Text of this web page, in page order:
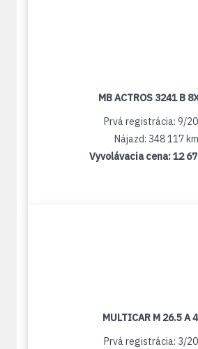
MB ACTROS 3241 B
Prvá registrácia: 9/
Nájazd: 348 117 km
Vyvolávacia cena:12
MULTICAR M 26.5 A
Prvá registrácia: 3/